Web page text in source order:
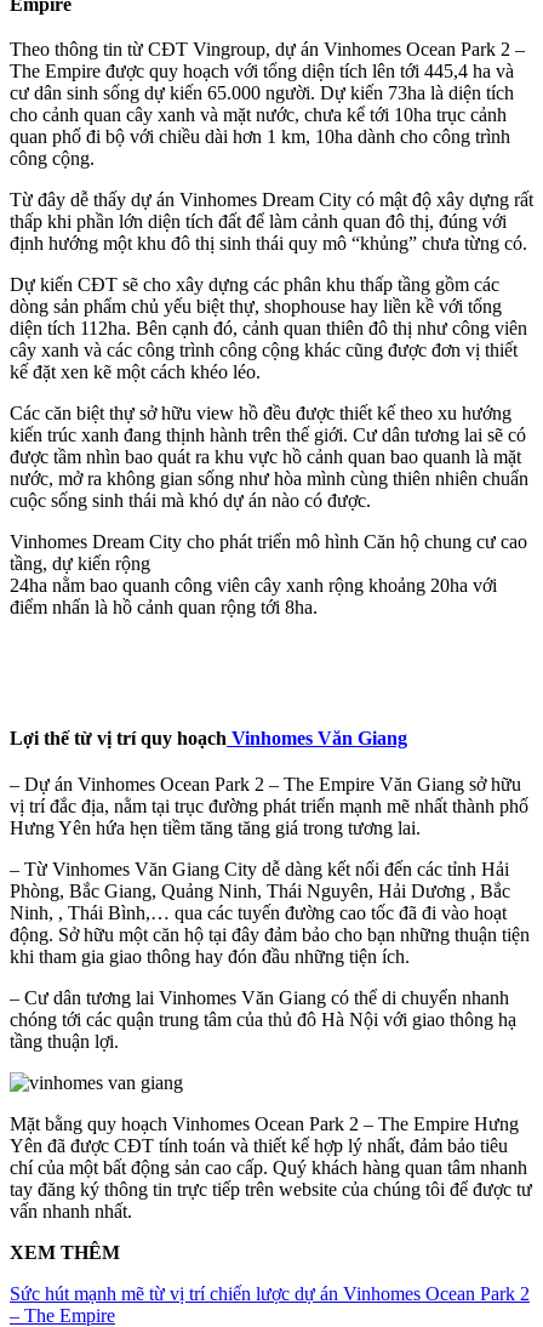
Theo thông tin từ CĐT Vingroup, dự án Vinhomes Ocean Park 2 –
The Empire được quy hoạch với tổng diện tích lên tới 445,4 ha và
cư dân sinh sống dự kiến 65.000 người. Dự kiến 73ha là diện tích
cho cảnh quan cây xanh và mặt nước, chưa kể tới 10ha trục cảnh
quan phố đi bộ với chiều dài hơn 1 km, 10ha dành cho công trình
công cộng.
Từ đây dễ thấy dự án Vinhomes Dream City có mật độ xây dựng rất
thấp khi phần lớn diện tích đất để làm cảnh quan đô thị, đúng với
định hướng một khu đô thị sinh thái quy mô “khủng” chưa từng có.
Dự kiến CĐT sẽ cho xây dựng các phân khu thấp tầng gồm các
dòng sản phẩm chủ yếu biệt thự, shophouse hay liền kề với tổng
diện tích 112ha. Bên cạnh đó, cảnh quan thiên đô thị như công viên
cây xanh và các công trình công cộng khác cũng được đơn vị thiết
kế đặt xen kẽ một cách khéo léo.
Các căn biệt thự sở hữu view hồ đều được thiết kế theo xu hướng
kiến trúc xanh đang thịnh hành trên thế giới. Cư dân tương lai sẽ có
được tầm nhìn bao quát ra khu vực hồ cảnh quan bao quanh là mặt
nước, mở ra không gian sống như hòa mình cùng thiên nhiên chuẩn
cuộc sống sinh thái mà khó dự án nào có được.
Vinhomes Dream City cho phát triển mô hình Căn hộ chung cư cao
tầng, dự kiến rộng
24ha nằm bao quanh công viên cây xanh rộng khoảng 20ha với
điểm nhấn là hồ cảnh quan rộng tới 8ha.
Lợi thế từ vị trí quy hoạch Vinhomes Văn Giang
– Dự án Vinhomes Ocean Park 2 – The Empire Văn Giang sở hữu
vị trí đắc địa, nằm tại trục đường phát triển mạnh mẽ nhất thành phố
Hưng Yên hứa hẹn tiềm tăng tăng giá trong tương lai.
– Từ Vinhomes Văn Giang City dễ dàng kết nối đến các tỉnh Hải
Phòng, Bắc Giang, Quảng Ninh, Thái Nguyên, Hải Dương , Bắc
Ninh, , Thái Bình,… qua các tuyến đường cao tốc đã đi vào hoạt
động. Sở hữu một căn hộ tại đây đảm bảo cho bạn những thuận tiện
khi tham gia giao thông hay đón đầu những tiện ích.
– Cư dân tương lai Vinhomes Văn Giang có thể di chuyển nhanh
chóng tới các quận trung tâm của thủ đô Hà Nội với giao thông hạ
tầng thuận lợi.
Mặt bằng quy hoạch Vinhomes Ocean Park 2 – The Empire Hưng
Yên đã được CĐT tính toán và thiết kế hợp lý nhất, đảm bảo tiêu
chí của một bất động sản cao cấp. Quý khách hàng quan tâm nhanh
tay đăng ký thông tin trực tiếp trên website của chúng tôi để được tư
vấn nhanh nhất.
XEM THÊM
Sức hút mạnh mẽ từ vị trí chiến lược dự án Vinhomes Ocean Park 2
– The Empire